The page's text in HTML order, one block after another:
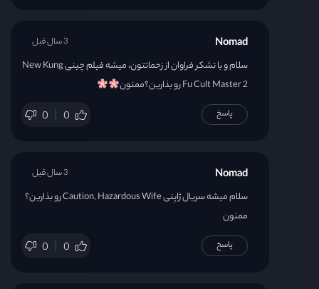
Nomad
سلام و با تشکر فراوان از زحماتتون، میشه فیلم چینی New Kung
Fu Cult Master 2 رو بذارین؟ممنون
0 0
3 سال قبل
پاسخ
Nomad
سلام میشه سریال ژاپنی Caution, Hazardous Wife رو بذارین؟
ممنون
0 0
3 سال قبل
پاسخ